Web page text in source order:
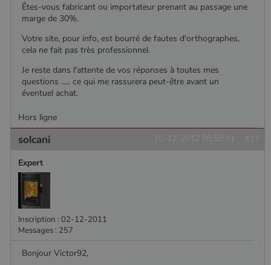
Êtes-vous fabricant ou importateur prenant au passage une
marge de 30%.
Votre site, pour info, est bourré de fautes d'orthographes,
cela ne fait pas très professionnel.
Je reste dans l'attente de vos réponses à toutes mes
questions ..... ce qui me rassurera peut-être avant un
éventuel achat.
Hors ligne
solcani
Expert
Inscription : 02-12-2011
Messages : 257
Bonjour Victor92,